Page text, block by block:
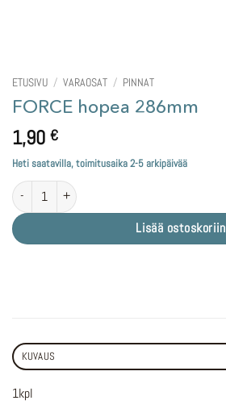
ETUSIVU / VARAOSAT / PINNAT
FORCE hopea 286mm
1,90 €
Heti saatavilla, toimitusaika 2-5 arkipäivää
FORCE hopea 286mm määrä
Lisää ostoskoriin
KUVAUS
1kpl